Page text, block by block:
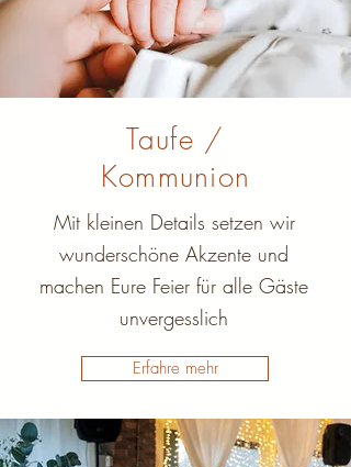
Taufe /
Kommunion
Mit kleinen Details setzen wir
wunderschöne Akzente und
machen Eure Feier für alle Gäste
unvergesslich
Erfahre mehr